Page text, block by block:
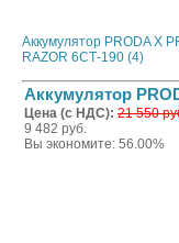
Аккумулятор PRODA X
RAZOR 6СТ-190 (4)
Аккумулятор
Цена (с НДС): 21 550
9 482 руб.
Вы экономите: 56.00%